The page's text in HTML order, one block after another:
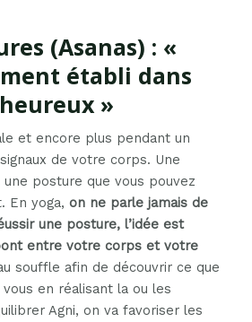
(Asanas) : «
établi dans
»
et encore plus pendant un
de votre corps. Une
posture que vous pouvez
En yoga,on ne parle jamais de
une posture, l’idée est
entre votre corps et votre
souffle afin de découvrir ce que
en réalisant la ou les
Agni, on va favoriser les